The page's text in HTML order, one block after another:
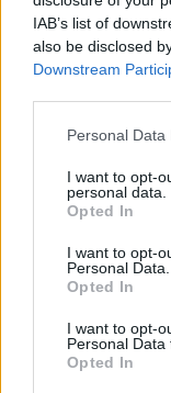
IAB’s list of
also be disclosed
Downstream
Personal
I want to opt-
personal data.
Opted In
I want to opt-
Personal Data.
Opted In
I want to opt-
Personal Data
Opted In